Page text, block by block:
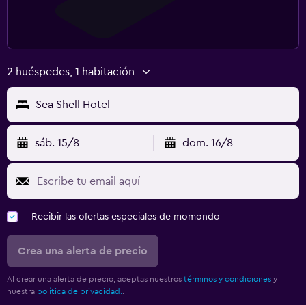
2 huéspedes, 1 habitación
Sea Shell Hotel
sáb. 15/8 dom. 16/8
Recibir las ofertas especiales de momondo
Crea una alerta de precio
Al crear una alerta de precio, aceptas nuestros términos y condiciones y
nuestra política de privacidad.